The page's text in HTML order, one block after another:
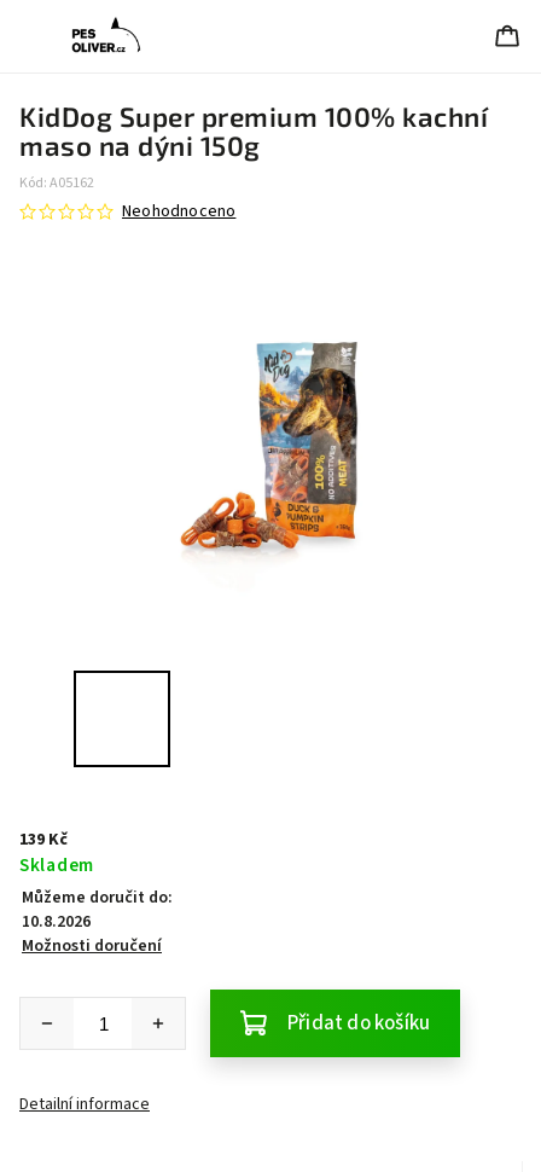
KidDog Super premium 100% kachní
maso na dýni 150g
Kód:A05162
Neohodnoceno
139 Kč
Skladem
Můžeme doručit do:
10.8.2026
Možnosti doručení
Přidat do košíku
Detailní informace